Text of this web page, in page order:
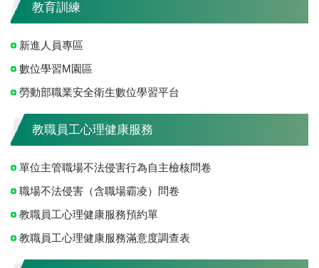
教育訓練
新進人員專區
數位學習M園區
勞動部職業安全衛生數位學習平台
教職員工心理健康服務
單位主管職場不法侵害行為自主檢核問卷
職場不法侵害（含職場霸凌）問卷
教職員工心理健康服務預約單
教職員工心理健康服務滿意度調查表